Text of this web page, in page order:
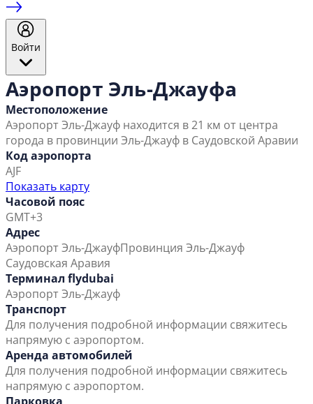
Войти
Аэропорт Эль-Джауфа
Местоположение
Аэропорт Эль-Джауф находится в 21 км от центра
города в провинции Эль-Джауф в Саудовской Аравии
Код аэропорта
AJF
Показать карту
Часовой пояс
GMT+3
Адрес
Аэропорт Эль-ДжауфПровинция Эль-Джауф
Саудовская Аравия
Терминал flydubai
Аэропорт Эль-Джауф
Транспорт
Для получения подробной информации свяжитесь
напрямую с аэропортом.
Аренда автомобилей
Для получения подробной информации свяжитесь
напрямую с аэропортом.